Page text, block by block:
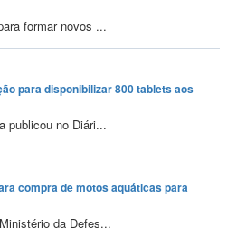
formar novos ...
para disponibilizar 800 tablets aos
publicou no Diári...
compra de motos aquáticas para
da Defes...